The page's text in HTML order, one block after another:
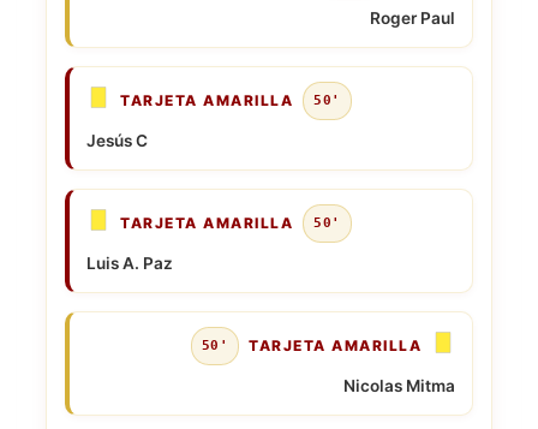
Roger Paul
TARJETA AMARILLA 50'
Jesús C
TARJETA AMARILLA 50'
Luis A. Paz
50' TARJETA AMARILLA
Nicolas Mitma